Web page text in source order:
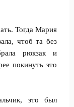
Тогда Мария
чтоб та без
рюкзак и
покинуть это
это был